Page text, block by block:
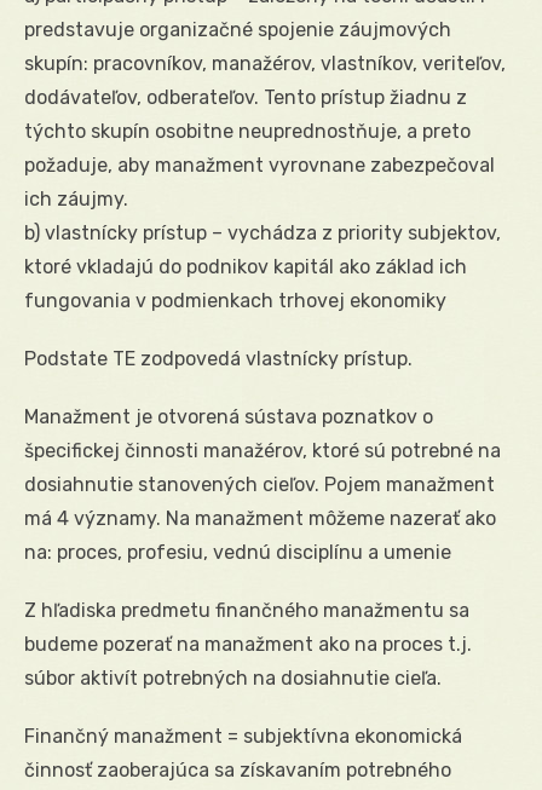
predstavuje organizačné spojenie záujmových
skupín: pracovníkov, manažérov, vlastníkov, veriteľov,
dodávateľov, odberateľov. Tento prístup žiadnu z
týchto skupín osobitne neuprednostňuje, a preto
požaduje, aby manažment vyrovnane zabezpečoval
ich záujmy.
b) vlastnícky prístup – vychádza z priority subjektov,
ktoré vkladajú do podnikov kapitál ako základ ich
fungovania v podmienkach trhovej ekonomiky
Podstate TE zodpovedá vlastnícky prístup.
Manažment je otvorená sústava poznatkov o
špecifickej činnosti manažérov, ktoré sú potrebné na
dosiahnutie stanovených cieľov. Pojem manažment
má 4 významy. Na manažment môžeme nazerať ako
na: proces, profesiu, vednú disciplínu a umenie
Z hľadiska predmetu finančného manažmentu sa
budeme pozerať na manažment ako na proces t.j.
súbor aktivít potrebných na dosiahnutie cieľa.
Finančný manažment = subjektívna ekonomická
činnosť zaoberajúca sa získavaním potrebného